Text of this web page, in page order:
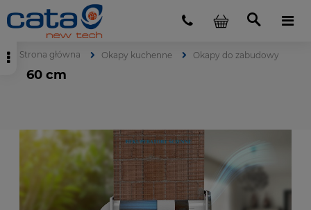
Strona główna Okapy kuchenne Okapy do zabudowy
60 cm